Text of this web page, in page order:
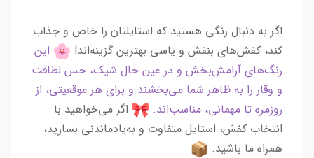
اگر به دنبال رنگی هستید که استایلتان را خاص و جذاب
کند، کفش‌های بنفش و یاسی بهترین گزینه‌اند!
این
رنگ‌های آرامش‌بخش و در عین حال شیک، حس لطافت
و وقار را به ظاهر شما می‌بخشند و برای هر موقعیتی، از
روزمره تا مهمانی، مناسب‌اند.
اگر می‌خواهید با
انتخاب کفش، استایل متفاوت و به‌یادماندنی بسازید،
همراه ما باشید.